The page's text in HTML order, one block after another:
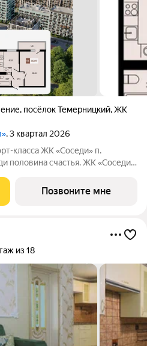
, посёлок Темерницкий,ЖК
, 3 квартал 2026
«Соседи» п.
становятся вашей
Позвоните мне
из 18